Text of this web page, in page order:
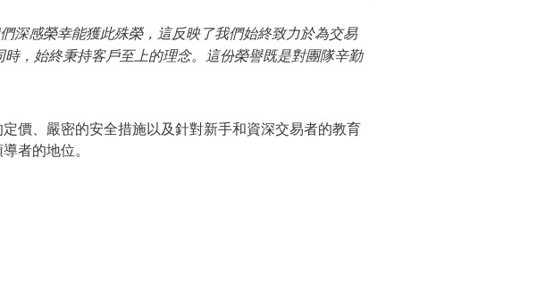
深感榮幸能獲此殊榮，這反映了我們始終致力於為交易
，始終秉持客戶至上的理念。這份榮譽既是對團隊辛勤
價、嚴密的安全措施以及針對新手和資深交易者的教育
者的地位。